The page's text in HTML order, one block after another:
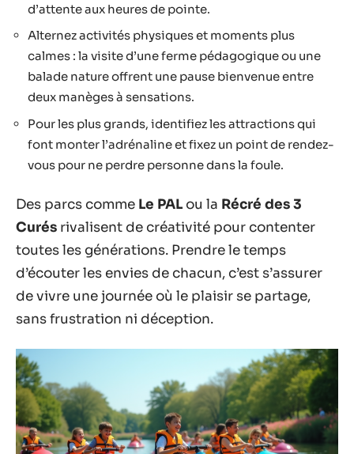
d’attente aux heures de pointe.
Alternez activités physiques et moments plus
calmes : la visite d’une ferme pédagogique ou une
balade nature offrent une pause bienvenue entre
deux manèges à sensations.
Pour les plus grands, identifiez les attractions qui
font monter l’adrénaline et fixez un point de rendez-
vous pour ne perdre personne dans la foule.
Des parcs comme Le PAL ou la Récré des 3
Curés rivalisent de créativité pour contenter
toutes les générations. Prendre le temps
d’écouter les envies de chacun, c’est s’assurer
de vivre une journée où le plaisir se partage,
sans frustration ni déception.